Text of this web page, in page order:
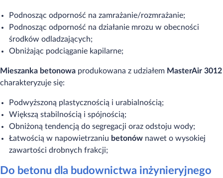
Podnosząc odporność na zamrażanie/rozmrażanie;
Podnosząc odporność na działanie mrozu w obecności
środków odladzających;
Obniżając podciąganie kapilarne;
Mieszanka betonowa produkowana z udziałem MasterAir 3012
charakteryzuje się:
Podwyższoną plastycznością i urabialnością;
Większą stabilnością i spójnością;
Obniżoną tendencją do segregacji oraz odstoju wody;
Łatwością w napowietrzaniu betonów nawet o wysokiej
zawartości drobnych frakcji;
Do betonu dla budownictwa inżynieryjnego